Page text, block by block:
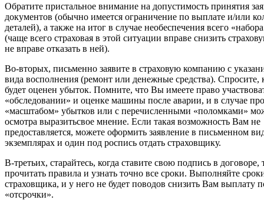
Обратите пристальное внимание на допустимость принятия
документов (обычно имеется ограничение по выплате и/или
деталей), а также на итог в случае необеспечения всего
(чаще всего страховая в этой ситуации вправе снизить
не вправе отказать в ней).
Во-вторых, письменно заявите в страховую компанию с
вида восполнения (ремонт или денежные средства). Спросите,
будет оценен убыток. Помните, что Вы имеете право
«обследовании» и оценке машины после аварии, и в случае
«масштабом» убытков или с перечисленными «поломками»
осмотра выразитьсвое мнение. Если такая возможность Вам не
предоставляется, можете оформить заявление в письменном
экземплярах и один под роспись отдать страховщику.
В-третьих, старайтесь, когда ставите свою подпись в договоре,
прочитать правила и узнать точно все сроки. Выполняйте
страховщика, и у него не будет поводов снизить Вам выплату
«отсрочки».